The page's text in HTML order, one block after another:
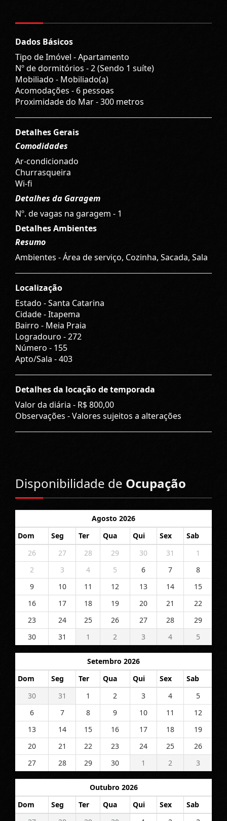
Dados Básicos
Tipo de Imóvel - Apartamento
Nº de dormitórios - 2 (Sendo 1 suíte)
Mobiliado - Mobiliado(a)
Acomodações - 6 pessoas
Proximidade do Mar - 300 metros
Detalhes Gerais
Comodidades
Ar-condicionado
Churrasqueira
Wi-fi
Detalhes da Garagem
Nº. de vagas na garagem - 1
Detalhes Ambientes
Resumo
Ambientes - Área de serviço, Cozinha, Sacada, Sala
Localização
Estado -Santa Catarina
Cidade -Itapema
Bairro - Meia Praia
Logradouro -272
Número - 155
Apto/Sala -403
Detalhes da locação de temporada
Valor da diária - R$ 800,00
Observações - Valores sujeitos a alterações
Disponibilidade de Ocupação
Agosto 2026
Dom
Seg Ter Qua Qui Sex
Sab
26
27 28 29 30 31
1
2
3 4 5 6 7
8
9
10 11 12 13 14
15
16
17 18 19 20 21
22
23
24 25 26 27 28
29
30
31 1 2 3 4 5
Setembro 2026
Dom
Seg Ter Qua Qui Sex
Sab
30
31 1 2 3 4
5
6
7 8 9 10 11
12
13
14 15 16 17 18
19
20
21 22 23 24 25
26
27
28 29 30 1 2 3
Outubro 2026
Dom
Seg Ter Qua Qui Sex
Sab